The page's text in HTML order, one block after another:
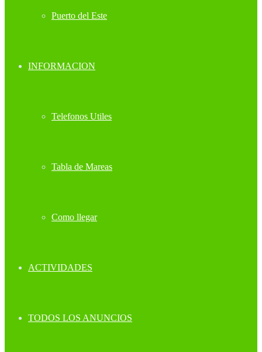
Puerto del Este
INFORMACION
Telefonos Utiles
Tabla de Mareas
Como llegar
ACTIVIDADES
TODOS LOS ANUNCIOS